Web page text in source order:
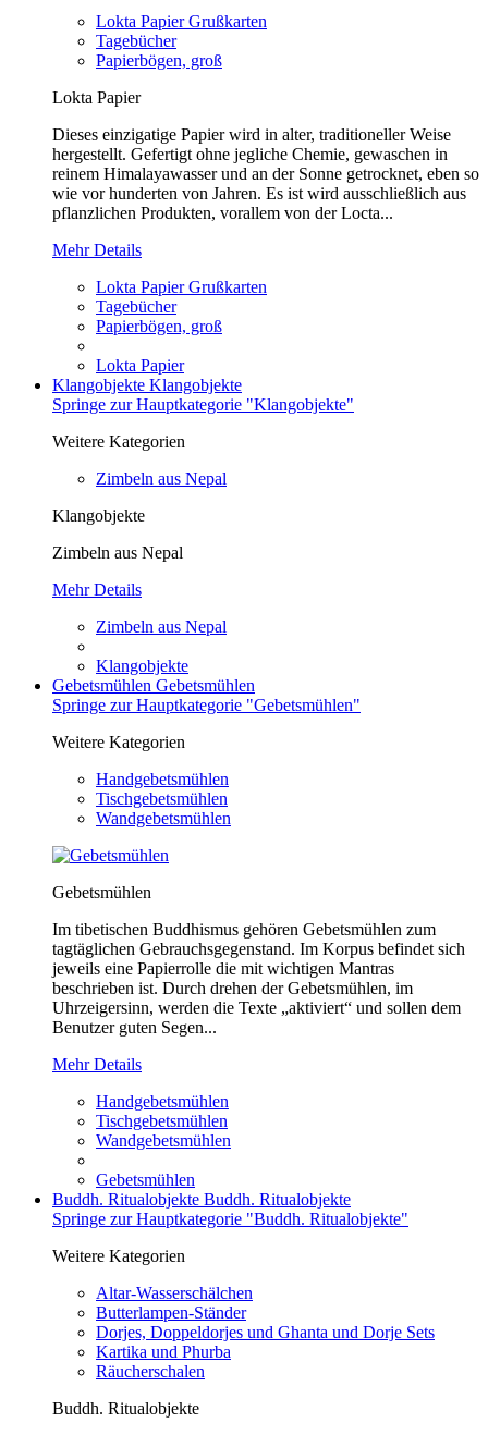
Lokta Papier Grußkarten
Tagebücher
Papierbögen, groß
Lokta Papier
Dieses einzigatige Papier wird in alter, traditioneller Weise
hergestellt. Gefertigt ohne jegliche Chemie, gewaschen in
reinem Himalayawasser und an der Sonne getrocknet, eben so
wie vor hunderten von Jahren. Es ist wird ausschließlich aus
pflanzlichen Produkten, vorallem von der Locta...
Mehr Details
Lokta Papier Grußkarten
Tagebücher
Papierbögen, groß
Lokta Papier
Klangobjekte Klangobjekte
Springe zur Hauptkategorie "Klangobjekte"
Weitere Kategorien
Zimbeln aus Nepal
Klangobjekte
Zimbeln aus Nepal
Mehr Details
Zimbeln aus Nepal
Klangobjekte
Gebetsmühlen Gebetsmühlen
Springe zur Hauptkategorie "Gebetsmühlen"
Weitere Kategorien
Handgebetsmühlen
Tischgebetsmühlen
Wandgebetsmühlen
Gebetsmühlen
Im tibetischen Buddhismus gehören Gebetsmühlen zum
tagtäglichen Gebrauchsgegenstand. Im Korpus befindet sich
jeweils eine Papierrolle die mit wichtigen Mantras
beschrieben ist. Durch drehen der Gebetsmühlen, im
Uhrzeigersinn, werden die Texte „aktiviert“ und sollen dem
Benutzer guten Segen...
Mehr Details
Handgebetsmühlen
Tischgebetsmühlen
Wandgebetsmühlen
Gebetsmühlen
Buddh. Ritualobjekte Buddh. Ritualobjekte
Springe zur Hauptkategorie "Buddh. Ritualobjekte"
Weitere Kategorien
Altar-Wasserschälchen
Butterlampen-Ständer
Dorjes, Doppeldorjes und Ghanta und Dorje Sets
Kartika und Phurba
Räucherschalen
Buddh. Ritualobjekte